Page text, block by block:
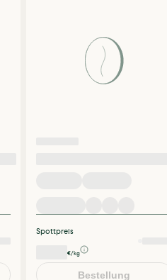
Spottpreis
€/kg
Bestellung